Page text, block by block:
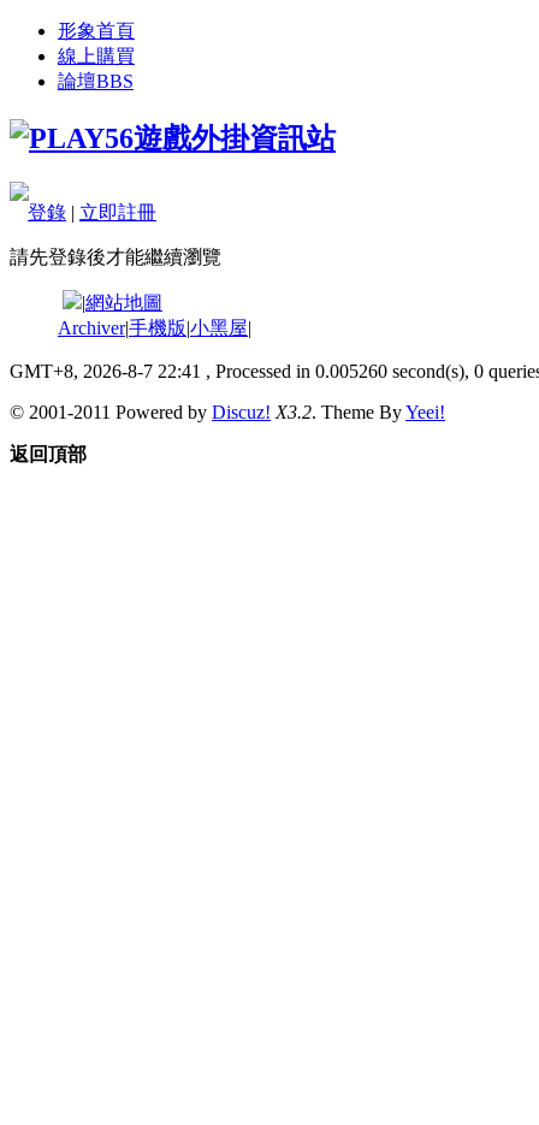
形象首頁
線上購買
論壇BBS
登錄 | 立即註冊
請先登錄後才能繼續瀏覽
|網站地圖
Archiver|手機版|小黑屋|
GMT+8, 2026-8-7 22:41 , Processed in 0.005260 second(s), 0
© 2001-2011 Powered by Discuz! X3.2. Theme ByYeei!
返回頂部